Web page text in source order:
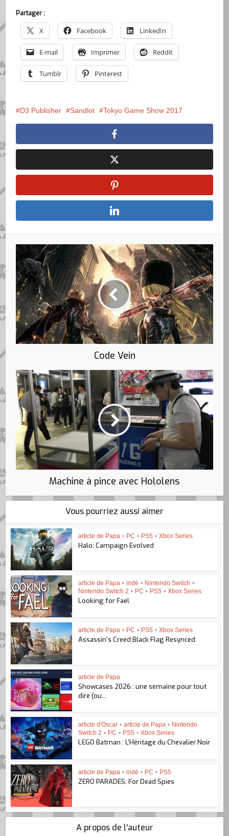
Partager :
X Facebook LinkedIn
E-mail Imprimer Reddit
Tumblr Pinterest
D3 Publisher Sandlot Tokyo Game Show 2017
Code Vein
Machine à pince avec Hololens
Vous pourriez aussi aimer
article de Papa • PC • PS5 • Xbox Series
Halo: Campaign Evolved
article de Papa • indé • Nintendo Switch •
Nintendo Switch 2 • PC • PS5 • Xbox Series
Looking for Fael
article de Papa • PC • PS5 • Xbox Series
Assassin’s Creed Black Flag Resynced
article de Papa
Showcases 2026 : une semaine pour tout
dire (ou...
article d'Oscar • article de Papa • Nintendo
Switch 2 • PC • PS5 • Xbox Series
LEGO Batman : L’Héritage du Chevalier Noir
article de Papa • indé • PC • PS5
ZERO PARADES: For Dead Spies
A propos de l'auteur